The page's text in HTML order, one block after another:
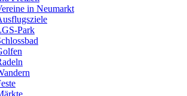
in Neumarkt
Park